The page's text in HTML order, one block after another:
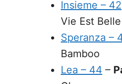
Insieme – 42
Vie Est Belle
Speranza –
Bamboo
Lea – 44 –